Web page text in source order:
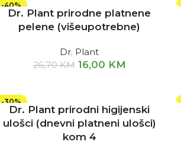
-40%
Dr. Plant prirodne platnene
pelene (višeupotrebne)
Dr. Plant
26,70KM 16,00 KM
-30%
Dr. Plant prirodni higijenski
ulošci (dnevni platneni ulošci)
kom 4